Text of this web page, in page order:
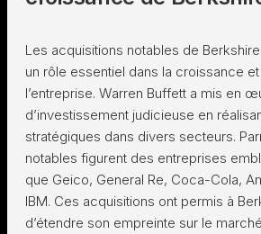
Les acquisitions notables de
un rôle essentiel dans la croissance
l’entreprise. Warren Buffett a mis en
d’investissement judicieuse en
stratégiques dans divers secteurs.
notables figurent des entreprises
que Geico, General Re, Coca-Cola,
IBM. Ces acquisitions ont permis à
d’étendre son empreinte sur le